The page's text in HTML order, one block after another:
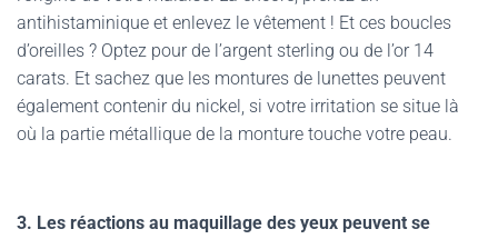
antihistaminique et enlevez le vêtement ! Et ces boucles
d’oreilles ? Optez pour de l’argent sterling ou de l’or 14
carats. Et sachez que les montures de lunettes peuvent
également contenir du nickel, si votre irritation se situe là
où la partie métallique de la monture touche votre peau.
3. Les réactions au maquillage des yeux peuvent se